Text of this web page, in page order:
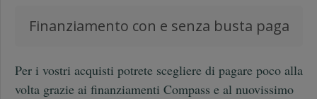
Finanziamento con e senza busta paga
Per i vostri acquisti potrete scegliere di pagare poco alla
volta grazie ai finanziamenti Compass e al nuovissimo